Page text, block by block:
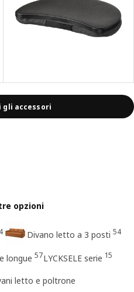
accessori
opzioni
Divano letto a 3 posti 54
longue 57LYCKSELE serie 15
letto e poltrone